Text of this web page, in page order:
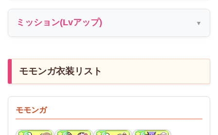
ミッション(Lvアップ)
モモンガ衣装リスト
モモンガ